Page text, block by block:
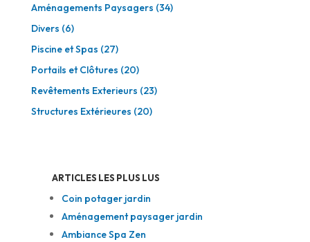
Aménagements Paysagers (34)
Divers (6)
Piscine et Spas (27)
Portails et Clôtures (20)
Revêtements Exterieurs (23)
Structures Extérieures (20)
ARTICLES LES PLUS LUS
Coin potager jardin
Aménagement paysager jardin
Ambiance Spa Zen